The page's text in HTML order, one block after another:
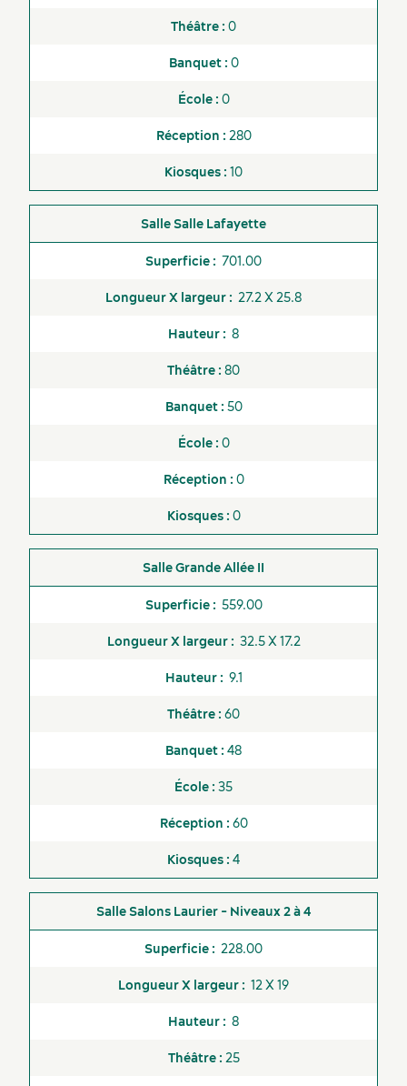
0
0
0
280
10
Salle Lafayette
701.00
27.2 X 25.8
8
80
50
0
0
0
Grande Allée II
559.00
32.5 X 17.2
9.1
60
48
35
60
4
Salons Laurier - Niveaux 2 à 4
228.00
12 X 19
8
25